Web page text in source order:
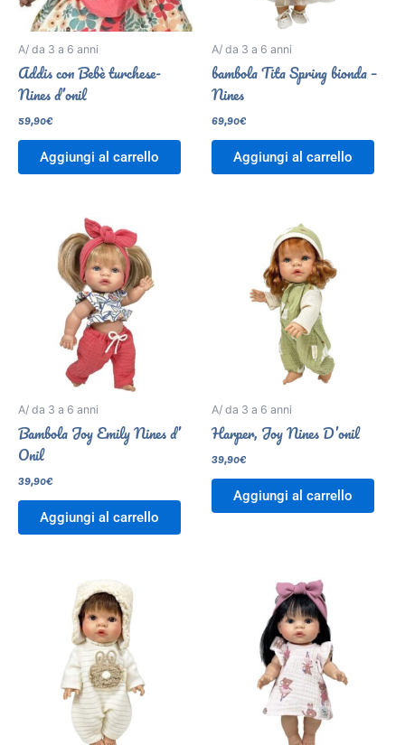
A/ da 3 a 6 anni
Addis con Bebè turchese-
Nines d’onil
59,90€
Aggiungi al carrello
A/ da 3 a 6 anni
bambola Tita Spring bionda –
Nines
69,90€
Aggiungi al carrello
A/ da 3 a 6 anni
Bambola Joy Emily Nines d’
Onil
39,90€
Aggiungi al carrello
A/ da 3 a 6 anni
Harper, Joy Nines D’onil
39,90€
Aggiungi al carrello